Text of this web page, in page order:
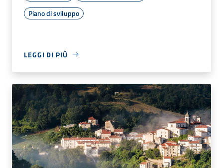
Piano di sviluppo
LEGGI DI PIÙ